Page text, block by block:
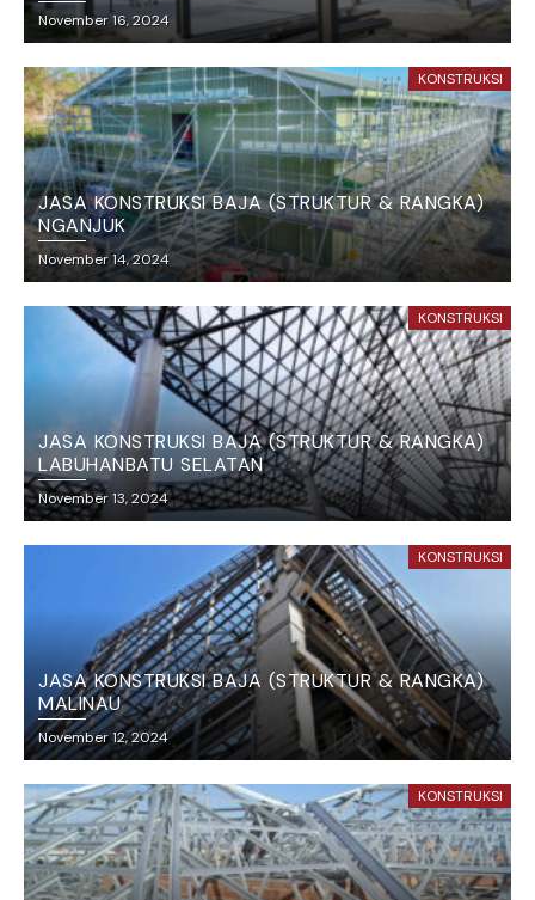
November 16, 2024
KONSTRUKSI
JASA KONSTRUKSI BAJA (STRUKTUR & RANGKA)
NGANJUK
November 14, 2024
KONSTRUKSI
JASA KONSTRUKSI BAJA (STRUKTUR & RANGKA)
LABUHANBATU SELATAN
November 13, 2024
KONSTRUKSI
JASA KONSTRUKSI BAJA (STRUKTUR & RANGKA)
MALINAU
November 12, 2024
KONSTRUKSI